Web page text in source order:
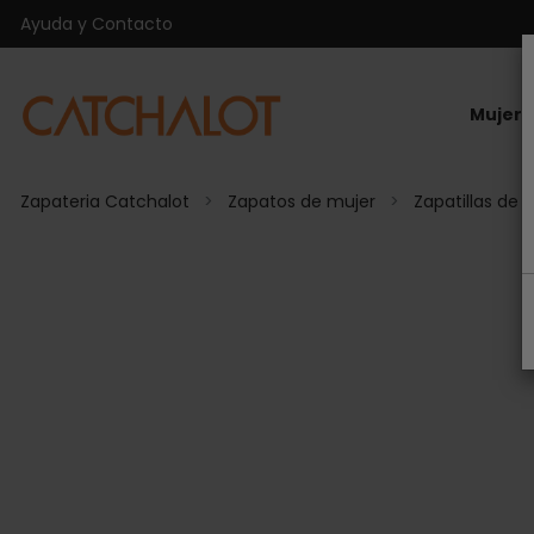
Ayuda y Contacto
Mujer
Zapateria Catchalot Zapatos de mujer Zapatillas de